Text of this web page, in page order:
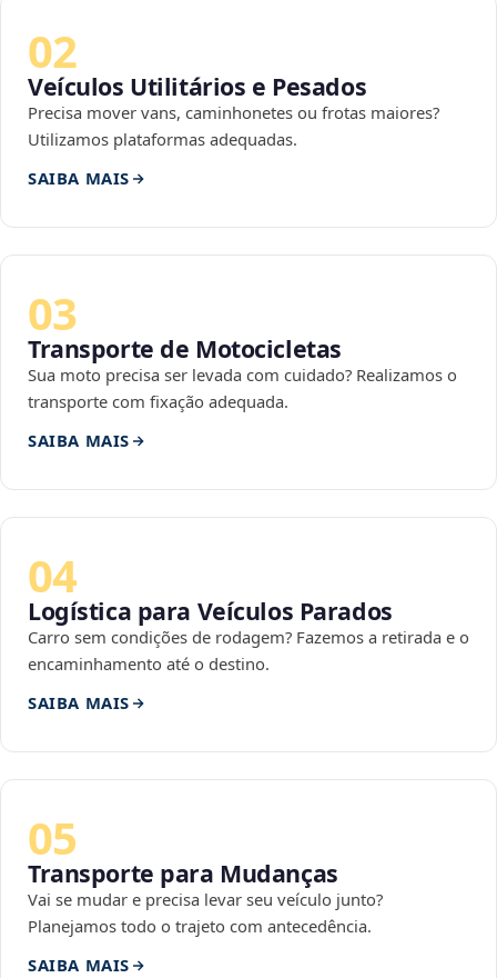
02
Veículos Utilitários e Pesados
Precisa mover vans, caminhonetes ou frotas maiores?
Utilizamos plataformas adequadas.
SAIBA MAIS
03
Transporte de Motocicletas
Sua moto precisa ser levada com cuidado? Realizamos o
transporte com fixação adequada.
SAIBA MAIS
04
Logística para Veículos Parados
Carro sem condições de rodagem? Fazemos a retirada e o
encaminhamento até o destino.
SAIBA MAIS
05
Transporte para Mudanças
Vai se mudar e precisa levar seu veículo junto?
Planejamos todo o trajeto com antecedência.
SAIBA MAIS